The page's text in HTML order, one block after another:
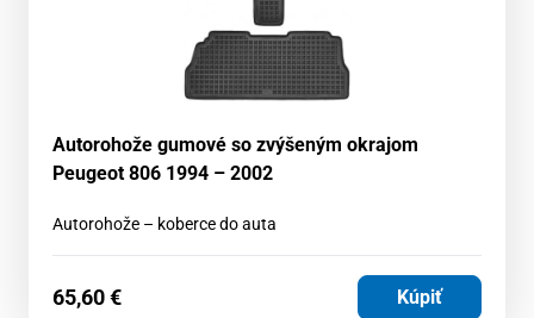
Autorohože gumové so zvýšeným okrajom
Peugeot 806 1994 – 2002
Autorohože – koberce do auta
65,60€ Kúpiť